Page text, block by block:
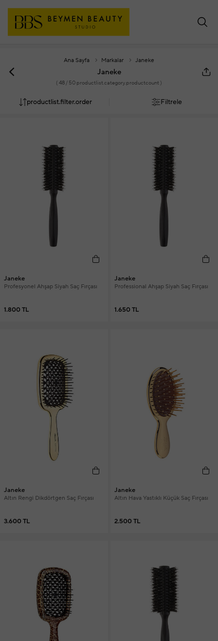
Ana Sayfa Markalar Janeke
Janeke
( 48/ 50 productlist.category.productcount )
productlist.filter.order Filtrele
Janeke
Profesyonel Ahşap Siyah Saç Fırçası
1.800 TL
Janeke
Professional Ahşap Siyah Saç Fırçası
1.650 TL
Janeke
Altın Rengi Dikdörtgen Saç Fırçası
3.600 TL
Janeke
Altın Hava Yastıklı Küçük Saç Fırçası
2.500 TL